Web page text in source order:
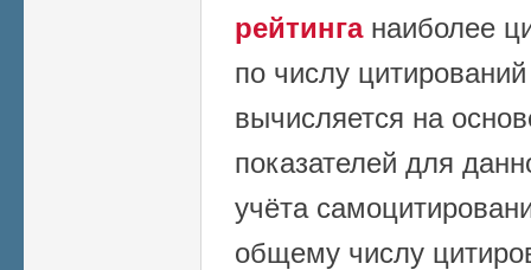
рейтинга наиболее
по числу
вычисляется на
показателей для
учёта
общему числу